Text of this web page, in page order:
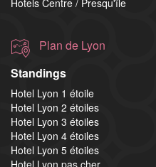
Hotels Centre / Presqu'île
Plan de Lyon
Standings
Hotel Lyon 1 étoile
Hotel Lyon 2 étoiles
Hotel Lyon 3 étoiles
Hotel Lyon 4 étoiles
Hotel Lyon 5 étoiles